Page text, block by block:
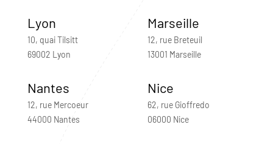
Lyon
10, quai Tilsitt
69002 Lyon
Marseille
12, rue Breteuil
13001 Marseille
Nantes
12, rue Mercoeur
44000 Nantes
Nice
62, rue Gioffredo
06000 Nice